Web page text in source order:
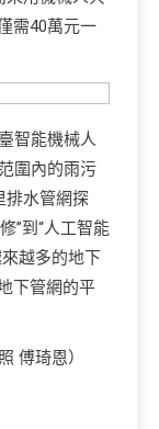
需40萬元一
智能機械人
圍內的雨污
排水管網探
”到“人工智能
越多的地下
下管網的平
傅琦恩）